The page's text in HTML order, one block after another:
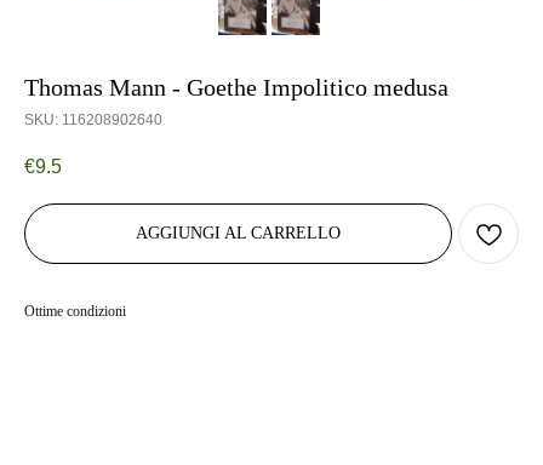
Thomas Mann - Goethe Impolitico medusa
SKU: 116208902640
€9.5
AGGIUNGI AL CARRELLO
Ottime condizioni